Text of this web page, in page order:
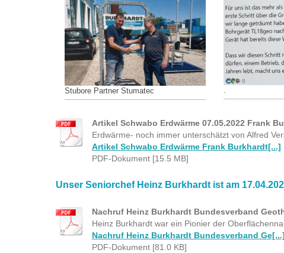
Stubore Partner Stumatec .
Artikel Schwabo Erdwärme 07.05.2022 Frank
Erdwärme- noch immer unterschätzt von Alfred
Artikel Schwabo Erdwärme Frank Burkhardt[...]
PDF-Dokument [15.5 MB]
Unser Seniorchef Heinz Burkhardt ist am
Nachruf Heinz Burkhardt Bundesverband
Heinz Burkhardt war ein Pionier der
Nachruf Heinz Burkhardt Bundesverband
PDF-Dokument [81.0 KB]